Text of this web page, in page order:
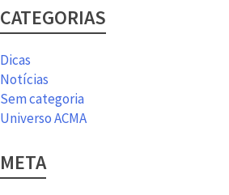
CATEGORIAS
Dicas
Notícias
Sem categoria
Universo ACMA
META